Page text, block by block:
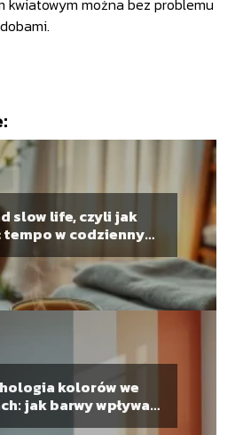
kwiatowym można bez problemu
slow life, czyli jak
w codziennym
biegu?
kolorów we
jak barwy wpływają
na nastrój?